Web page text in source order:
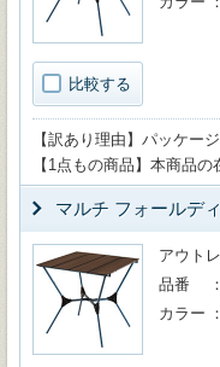
比較する
【訳あり理由】パッケー
【1点もの商品】本商品の
マルチ フォールデ
アウト
品番
カラー